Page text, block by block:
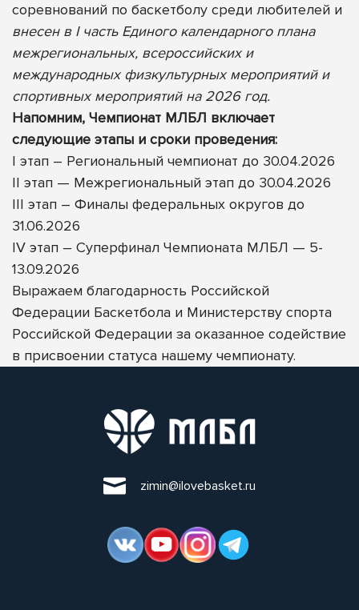
соревнований по баскетболу среди любителей и
внесен в I часть Единого календарного плана
межрегиональных, всероссийских и
международных физкультурных мероприятий и
спортивных мероприятий на 2026 год.
Напомним, Чемпионат МЛБЛ включает
следующие этапы и сроки проведения:
I этап – Региональный чемпионат до 30.04.2026
II этап — Межрегиональный этап до 30.04.2026
III этап – Финалы федеральных округов до
31.06.2026
IV этап – Суперфинал Чемпионата МЛБЛ — 5-
13.09.2026
Выражаем благодарность Российской
Федерации Баскетбола и Министерству спорта
Российской Федерации за оказанное содействие
в присвоении статуса нашему чемпионату.
zimin@ilovebasket.ru